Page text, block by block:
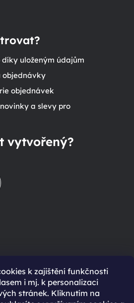
k zajištění funkčnosti
i mj. k personalizaci
stránek. Kliknutím na
díky uloženým údajům
objednávky
objednávek
a slevy pro
vytvořený?
údajům